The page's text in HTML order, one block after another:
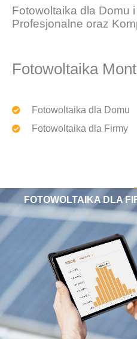
Fotowoltaika dla Domu
Profesjonalne oraz
Fotowoltaika
Fotowoltaika dla Domu
Fotowoltaika dla Firmy
FOTOWOLTAIKA DLA